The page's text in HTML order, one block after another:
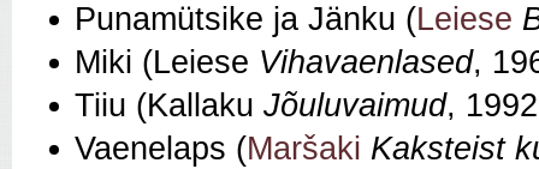
Punamütsike ja Jänku (Leiese
Miki (Leiese Vihavaenlased,
Tiiu (Kallaku Jõuluvaimud,
Vaenelaps (Maršaki Kaksteist